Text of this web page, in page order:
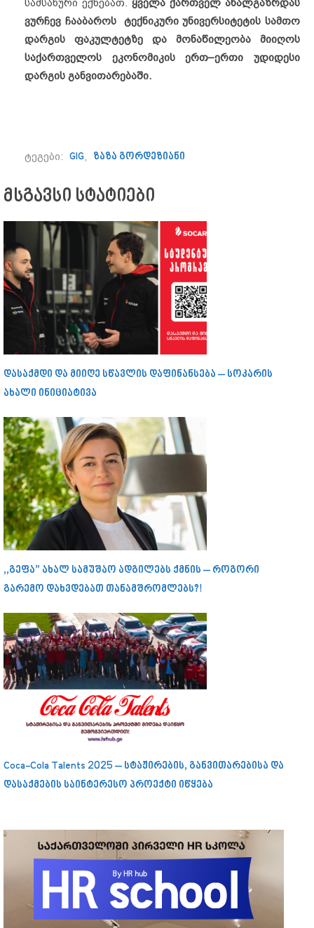
სამსახური ექნებათ. ყველა ქართველ ახალგაზრდას
ვურჩევ ჩააბაროს ტექნიკური უნივერსიტეტისსამთო
დარგის
ფაკულტეტზე და მონაწილეობა
მიიღოს
საქართველოს
ეკონომიკის ერთ–ერთი
უდიდესი
დარგის განვითარებაში.
ტეგები: GIG, ზაზა გორდეზიანი
მსგავსი სტატიები
დასაქმდი და მიიღე სწავლის დაფინანსება – სოკარის
ახალი ინიციატივა
,,გეფა” ახალ სამუშაო ადგილებს ქმნის – როგორი
გარემო დახვდებათ თანამშრომლებს?!
Coca-Cola Talents 2025 – სტაჟირების, განვითარებისა და
დასაქმების საინტერესო პროექტი იწყება